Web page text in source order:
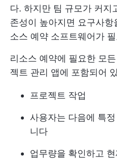
다. 하지만 팀 규모가 커지
존성이 높아지면 요구사
소스 예약 소프트웨어가
리소스 예약에 필요한 모
젝트 관리 앱에 포함되어
프로젝트 작업
사용자는 다음에 특
니다
업무량을 확인하고